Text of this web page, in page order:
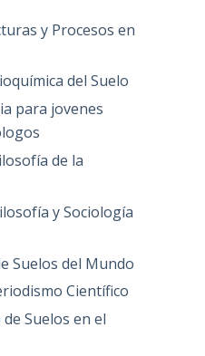
y Procesos en
del Suelo
para jovenes
de la
y Sociología
Suelos del Mundo
Científico
Suelos en el